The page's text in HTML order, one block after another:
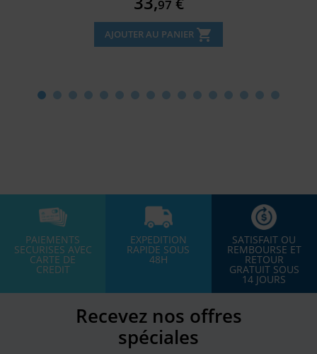
97
AJOUTER AU PANIER shopping_cart
PAIEMENTS
SECURISES AVEC
CARTE DE
CREDIT
EXPEDITION
RAPIDE SOUS
48H
SATISFAIT OU
REMBOURSE ET
RETOUR
GRATUIT SOUS
14 JOURS
Recevez nos offres
spéciales